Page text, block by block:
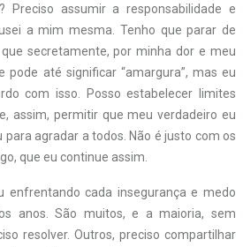
assumir a responsabilidade e
a mim mesma. Tenho que parar de
secretamente, por minha dor e meu
pode até significar “amargura”, mas eu
com isso. Posso estabelecer limites
assim, permitir que meu verdadeiro eu
para agradar a todos. Não é justo com os
que eu continue assim.
enfrentando cada insegurança e medo
anos. São muitos, e a maioria, sem
resolver. Outros, preciso compartilhar